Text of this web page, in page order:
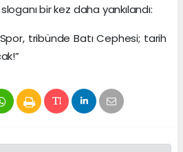
bir kez daha yankılandı:
tribünde Batı Cephesi; tarih